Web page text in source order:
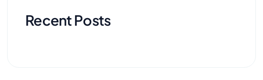
Recent Posts